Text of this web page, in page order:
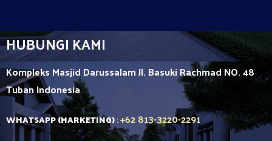
HUBUNGI KAMI
Kompleks Masjid Darussalam Jl. Basuki Rachmad NO. 48
TubanIndonesia
WHATSAPP (MARKETING):+62 813-3220-2291